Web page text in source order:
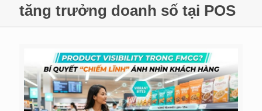
tăng trưởng doanh số tại POS